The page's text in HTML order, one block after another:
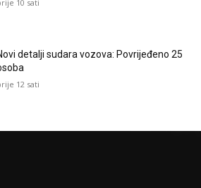
10 sati
detalji sudara vozova: Povrijeđeno 25
12 sati